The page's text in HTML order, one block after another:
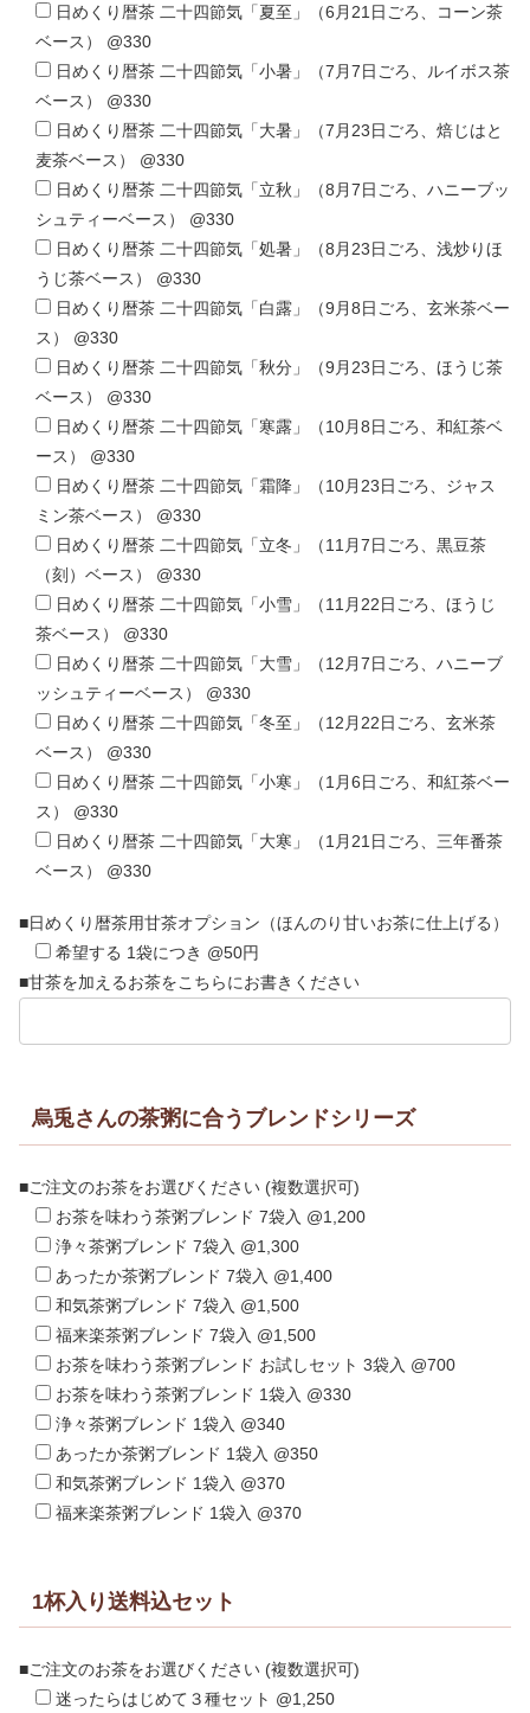
日めくり暦茶 二十四節気「夏至」（6月21日ごろ、コーン茶
ベース） @330
日めくり暦茶 二十四節気「小暑」（7月7日ごろ、ルイボス茶
ベース） @330
日めくり暦茶 二十四節気「大暑」（7月23日ごろ、焙じはと
麦茶ベース） @330
日めくり暦茶 二十四節気「立秋」（8月7日ごろ、ハニーブッ
シュティーベース） @330
日めくり暦茶 二十四節気「処暑」（8月23日ごろ、浅炒りほ
うじ茶ベース） @330
日めくり暦茶 二十四節気「白露」（9月8日ごろ、玄米茶ベー
ス） @330
日めくり暦茶 二十四節気「秋分」（9月23日ごろ、ほうじ茶
ベース） @330
日めくり暦茶 二十四節気「寒露」（10月8日ごろ、和紅茶ベ
ース） @330
日めくり暦茶 二十四節気「霜降」（10月23日ごろ、ジャス
ミン茶ベース） @330
日めくり暦茶 二十四節気「立冬」（11月7日ごろ、黒豆茶
（刻）ベース） @330
日めくり暦茶 二十四節気「小雪」（11月22日ごろ、ほうじ
茶ベース） @330
日めくり暦茶 二十四節気「大雪」（12月7日ごろ、ハニーブ
ッシュティーベース） @330
日めくり暦茶 二十四節気「冬至」（12月22日ごろ、玄米茶
ベース） @330
日めくり暦茶 二十四節気「小寒」（1月6日ごろ、和紅茶ベー
ス） @330
日めくり暦茶 二十四節気「大寒」（1月21日ごろ、三年番茶
ベース） @330
■日めくり暦茶用甘茶オプション（ほんのり甘いお茶に仕上げる）
希望する 1袋につき @50円
■甘茶を加えるお茶をこちらにお書きください
烏兎さんの茶粥に合うブレンドシリーズ
■ご注文のお茶をお選びください (複数選択可)
お茶を味わう茶粥ブレンド 7袋入 @1,200
浄々茶粥ブレンド 7袋入 @1,300
あったか茶粥ブレンド 7袋入 @1,400
和気茶粥ブレンド 7袋入 @1,500
福来楽茶粥ブレンド 7袋入 @1,500
お茶を味わう茶粥ブレンド お試しセット 3袋入 @700
お茶を味わう茶粥ブレンド 1袋入 @330
浄々茶粥ブレンド 1袋入 @340
あったか茶粥ブレンド 1袋入 @350
和気茶粥ブレンド 1袋入 @370
福来楽茶粥ブレンド 1袋入 @370
1杯入り送料込セット
■ご注文のお茶をお選びください (複数選択可)
迷ったらはじめて３種セット @1,250